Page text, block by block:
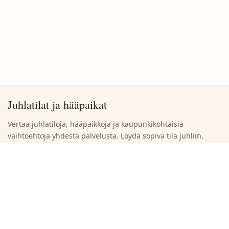
Juhlatilat ja hääpaikat
Vertaa juhlatiloja, hääpaikkoja ja kaupunkikohtaisia
vaihtoehtoja yhdestä palvelusta. Löydä sopiva tila juhliin,